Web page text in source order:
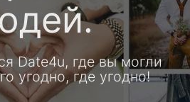
Date4u, где вы могли
угодно, где угодно!